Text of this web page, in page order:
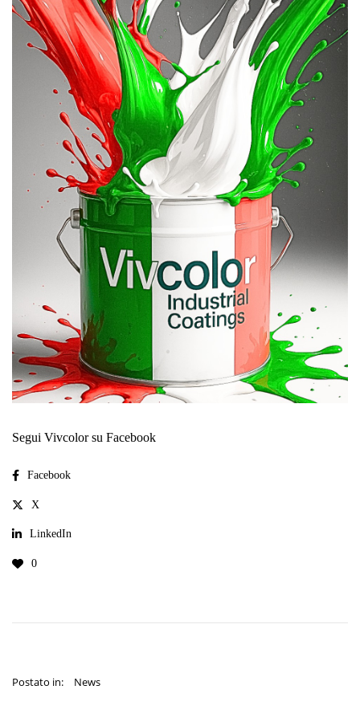
Segui Vivcolor su Facebook
Facebook
X
LinkedIn
0
Postato in: News